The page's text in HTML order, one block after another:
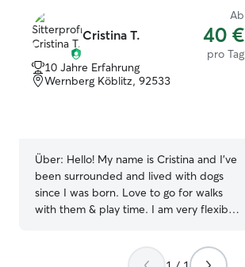
Cristina T.
Ab
40 €
pro Tag
10 Jahre Erfahrung
Wernberg Köblitz, 92533
Über: Hello! My name is Cristina and I’ve
been surrounded and lived with dogs
since I was born. Love to go for walks
with them & play time. I am very flexible
smoking, and trustworthy pet sitter,